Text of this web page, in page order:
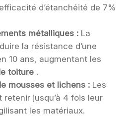
d’étanchéité de 7%
métalliques : La
la résistance d’une
10 ans, augmentant les
toiture .
mousses et lichens : Les
retenir jusqu’à 4 fois leur
les matériaux.